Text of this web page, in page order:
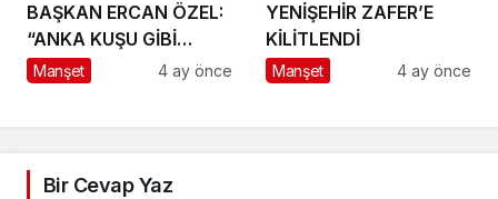
BAŞKAN ERCAN ÖZEL:
“ANKA KUŞU GİBİ
KÜLLERİMİZDEN
Manşet 4 ay önce
YENİŞEHİR ZAFER’E
KİLİTLENDİ
Manşet 4 ay önce
Bir Cevap Yaz